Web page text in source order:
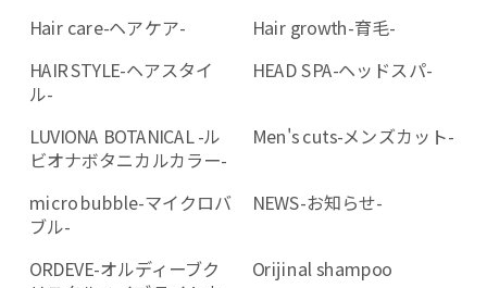
Hair care-ヘアケア-
Hair growth-育毛-
HAIR STYLE-ヘアスタイ
ル-
HEAD SPA-ヘッドスパ-
LUVIONA BOTANICAL -ル
ビオナボタニカルカラー-
Men's cuts-メンズカット-
micro bubble-マイクロバ
ブル-
NEWS-お知らせ-
ORDEVE-オルディーブク
Orijinal shampoo